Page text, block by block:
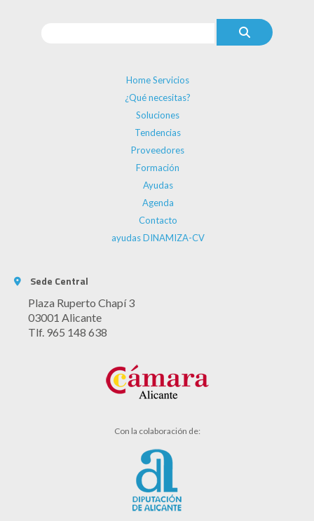
Home Servicios
¿Qué necesitas?
Soluciones
Tendencias
Proveedores
Formación
Ayudas
Agenda
Contacto
ayudas DINAMIZA-CV
Sede Central
Plaza Ruperto Chapí 3
03001 Alicante
Tlf. 965 148 638
Con la colaboración de: